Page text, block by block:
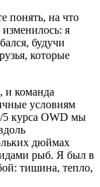
понять, на что
я
будучи
которые
и команда
условиям
5 курса OWD мы
дюймах
рыб. Я был в
тишина, тепло,